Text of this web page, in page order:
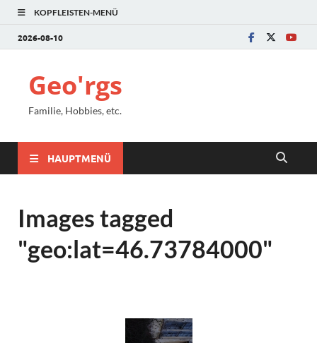
KOPFLEISTEN-MENÜ
2026-08-10
Geo'rgs
Familie, Hobbies, etc.
HAUPTMENÜ
Images tagged
"geo:lat=46.73784000"